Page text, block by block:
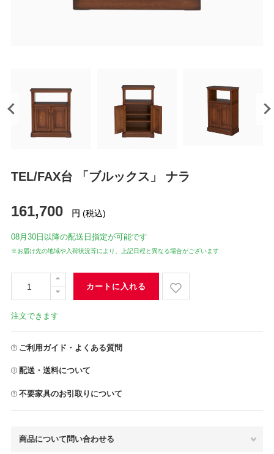
TEL/FAX台 「ブルックス」 ナラ
161,700 円 (税込)
08月30日 以降の配送日指定が可能です
※お届け先の地域や入荷状況等により、上記日程と異なる場合がございます
カートに入れる
注文できます
ご利用ガイド・よくある質問
配送・送料について
不要家具のお引取りについて
商品について問い合わせる